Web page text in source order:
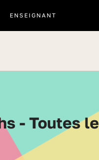
ENSEIGNANT
- Toutes